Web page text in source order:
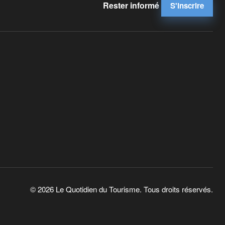
Rester informé S'inscrire
© 2026 Le Quotidien du Tourisme. Tous droits réservés.